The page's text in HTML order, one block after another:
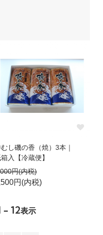
し磯の香（焼）3本｜
入【冷蔵便】
円(内税)
円(内税)
- 12表示